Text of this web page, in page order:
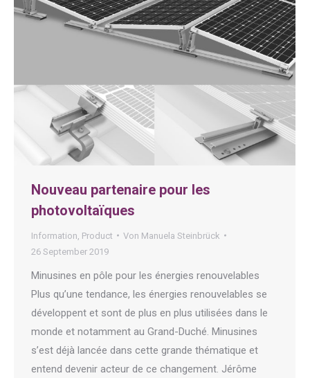
Nouveau partenaire pour les
photovoltaïques
Information Product Von Manuela Steinbrück
26 September 2019
Minusines en pôle pour les énergies renouvelables
Plus qu’une tendance, les énergies renouvelables se
développent et sont de plus en plus utilisées dans le
monde et notamment au Grand-Duché. Minusines
s’est déjà lancée dans cette grande thématique et
entend devenir acteur de ce changement. Jérôme